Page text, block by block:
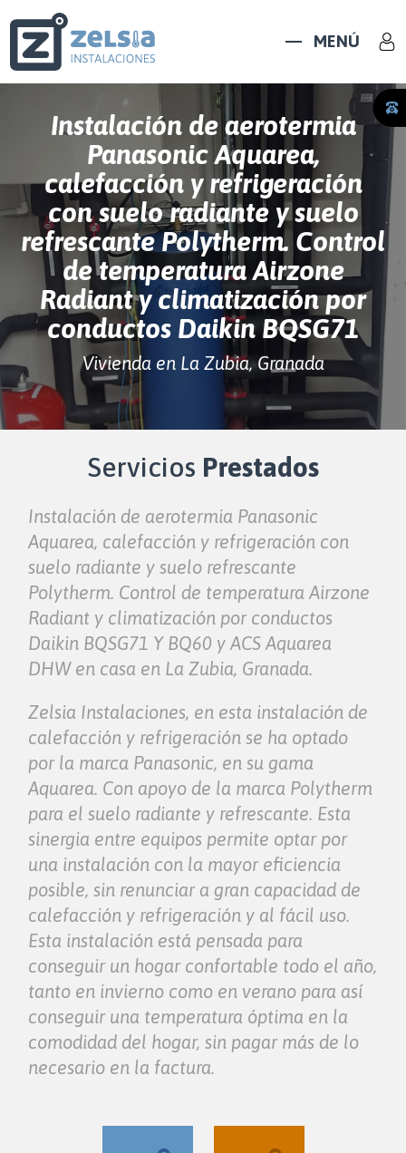
MENÚ
Instalación de aerotermia
Panasonic Aquarea,
calefacción y refrigeración
con suelo radiante y suelo
refrescante Polytherm. Control
de temperatura Airzone
Radiant y climatización por
conductos Daikin BQSG71
Vivienda en La Zubia, Granada
Servicios Prestados
Instalación de aerotermia Panasonic
Aquarea, calefacción y refrigeración con
suelo radiante y suelo refrescante
Polytherm. Control de temperatura Airzone
Radiant y climatización por conductos
Daikin BQSG71 Y BQ60 y ACS Aquarea
DHW en casa en La Zubia, Granada.
Zelsia Instalaciones, en esta instalación de
calefacción y refrigeración se ha optado
por la marca Panasonic, en su gama
Aquarea. Con apoyo de la marca Polytherm
para el suelo radiante y refrescante. Esta
sinergia entre equipos permite optar por
una instalación con la mayor eficiencia
posible, sin renunciar a gran capacidad de
calefacción y refrigeración y al fácil uso.
Esta instalación está pensada para
conseguir un hogar confortable todo el año,
tanto en invierno como en verano para así
conseguir una temperatura óptima en la
comodidad del hogar, sin pagar más de lo
necesario en la factura.